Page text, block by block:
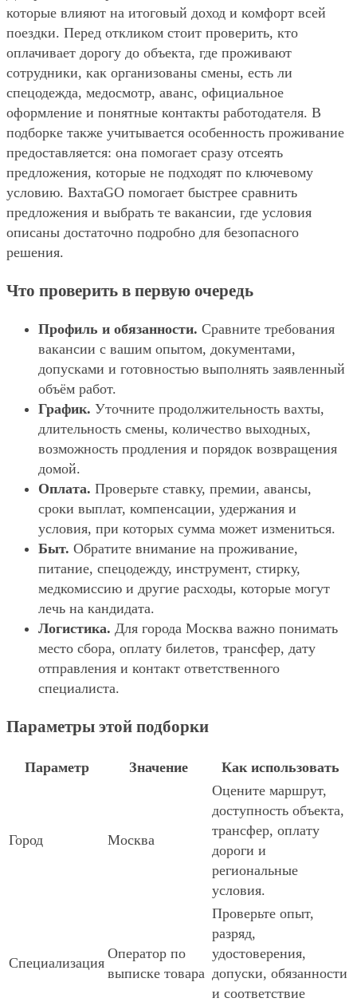
которые влияют на итоговый доход и комфорт всей
поездки. Перед откликом стоит проверить, кто
оплачивает дорогу до объекта, где проживают
сотрудники, как организованы смены, есть ли
спецодежда, медосмотр, аванс, официальное
оформление и понятные контакты работодателя. В
подборке также учитывается особенность проживание
предоставляется: она помогает сразу отсеять
предложения, которые не подходят по ключевому
условию. ВахтаGO помогает быстрее сравнить
предложения и выбрать те вакансии, где условия
описаны достаточно подробно для безопасного
решения.
Что проверить в первую очередь
Профиль и обязанности. Сравните требования
вакансии с вашим опытом, документами,
допусками и готовностью выполнять заявленный
объём работ.
График. Уточните продолжительность вахты,
длительность смены, количество выходных,
возможность продления и порядок возвращения
домой.
Оплата. Проверьте ставку, премии, авансы,
сроки выплат, компенсации, удержания и
условия, при которых сумма может измениться.
Быт. Обратите внимание на проживание,
питание, спецодежду, инструмент, стирку,
медкомиссию и другие расходы, которые могут
лечь на кандидата.
Логистика. Для города Москва важно понимать
место сбора, оплату билетов, трансфер, дату
отправления и контакт ответственного
специалиста.
Параметры этой подборки
Параметр Значение Как использовать
Город Москва
Оцените маршрут,
доступность объекта,
трансфер, оплату
дороги и
региональные
условия.
Специализация
Оператор по
выписке товара
Проверьте опыт,
разряд,
удостоверения,
допуски, обязанности
и соответствие